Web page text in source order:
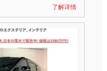
了解详情